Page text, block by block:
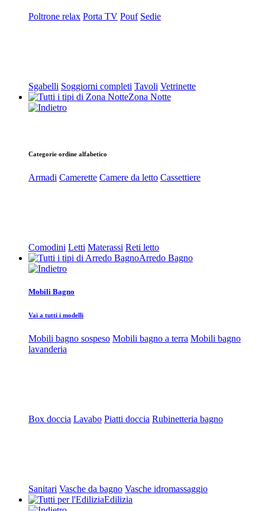
Poltrone relax Porta TV Pouf Sedie
Sgabelli Soggiorni completi Tavoli Vetrinette
Zona Notte
Categorie ordine alfabetico
Armadi Camerette Camere da letto Cassettiere
Comodini Letti Materassi Reti letto
Arredo Bagno
Mobili Bagno
Vai a tutti i modelli
Mobili bagno sospeso Mobili bagno a terra Mobili bagno
lavanderia
Box doccia Lavabo Piatti doccia Rubinetteria bagno
Sanitari Vasche da bagno Vasche idromassaggio
Edilizia